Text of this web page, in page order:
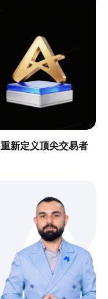
新定义顶尖交易者